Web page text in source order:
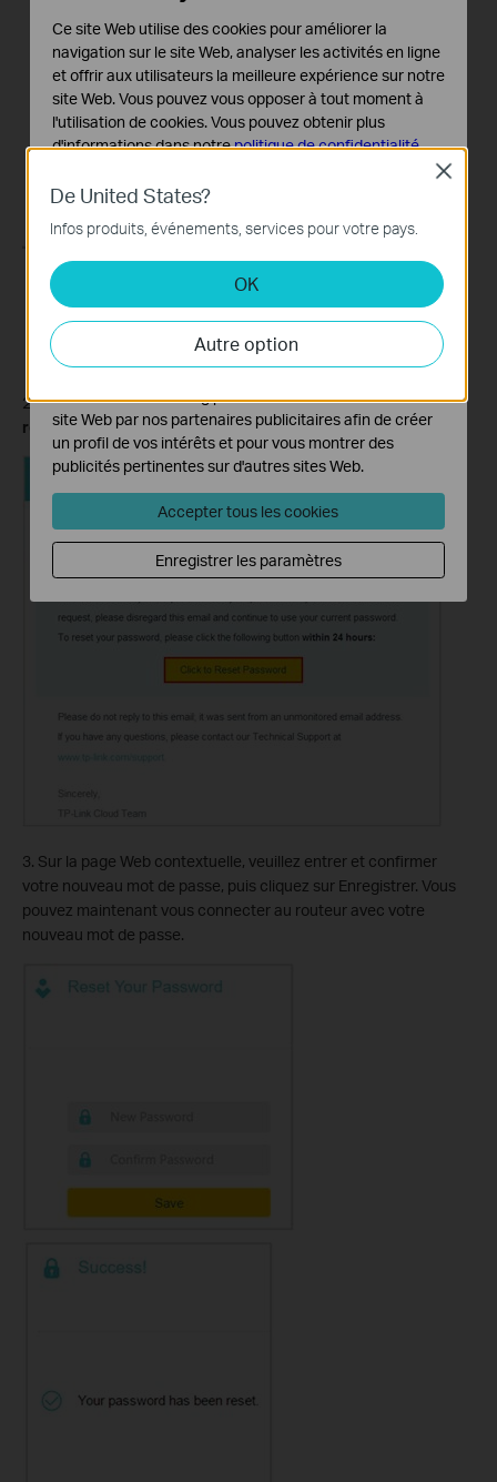
2. Ouvrez l'e-mail demandé, puis appuyezsur Cliquez pour
réinitialiser le mot de passe.
3. Sur la page Web contextuelle, veuillez entrer et confirmer
votre nouveau mot de passe, puis cliquez sur Enregistrer. Vous
pouvez maintenant vous connecter au routeur avec votre
nouveau mot de passe.
De United States?
Infos produits, événements, services pour votre pays.
OK
Autre option
Close
Ce site Web utilise des cookies pour améliorer la
navigation sur le site Web, analyser les activités en ligne
et offrir aux utilisateurs la meilleure expérience sur notre
site Web. Vous pouvez vous opposer à tout moment à
l'utilisation de cookies. Vous pouvez obtenir plus
d'informations dans notrepolitique de confidentialité.
Ces cookies sont nécessaires au fonctionnement du
site Web et ne peuvent pas être désactivés dans vos
Cookies d'analyse et marketing
Les cookies d'analyse nous permettent d'analyser vos
activités sur notre site Web pour améliorer et ajuster les
fonctionnalités de notre site Web.
Les cookies marketing peuvent être définis via notre
site Web par nos partenaires publicitaires afin de créer
un profil de vos intérêts et pour vous montrer des
publicités pertinentes sur d'autres sites Web.
Accepter tous les cookies
Enregistrer les paramètres